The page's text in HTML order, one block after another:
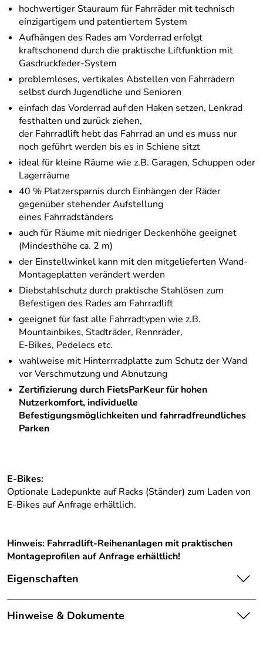
hochwertiger Stauraum für Fahrräder mit technisch
einzigartigem und patentiertem System
Aufhängen des Rades am Vorderrad erfolgt
kraftschonend durch die praktische Liftfunktion mit
Gasdruckfeder-System
problemloses, vertikales Abstellen von Fahrrädern
selbst durch Jugendliche und Senioren
einfach das Vorderrad auf den Haken setzen, Lenkrad
festhalten und zurück ziehen,
der Fahrradlift hebt das Fahrrad an und es muss nur
noch geführt werden bis es in Schiene sitzt
ideal für kleine Räume wie z.B. Garagen, Schuppen oder
Lagerräume
40 % Platzersparnis durch Einhängen der Räder
gegenüber stehender Aufstellung
eines Fahrradständers
auch für Räume mit niedriger Deckenhöhe geeignet
(Mindesthöhe ca. 2 m)
der Einstellwinkel kann mit den mitgelieferten Wand-
Montageplatten verändert werden
Diebstahlschutz durch praktische Stahlösen zum
Befestigen des Rades am Fahrradlift
geeignet für fast alle Fahrradtypen wie z.B.
Mountainbikes, Stadträder, Rennräder,
E-Bikes, Pedelecs etc.
wahlweise mit Hinterrradplatte zum Schutz der Wand
vor Verschmutzung und Abnutzung
Zertifizierung durch FietsParKeur für hohen
Nutzerkomfort, individuelle
Befestigungsmöglichkeiten und fahrradfreundliches
Parken
E-Bikes:
Optionale Ladepunkte auf Racks (Ständer) zum Laden von
E-Bikes auf Anfrage erhältlich.
Hinweis: Fahrradlift-Reihenanlagen mit praktischen
Montageprofilen auf Anfrage erhältlich!
Eigenschaften
beispielhaft zu verstehen und
Hinweise & Dokumente